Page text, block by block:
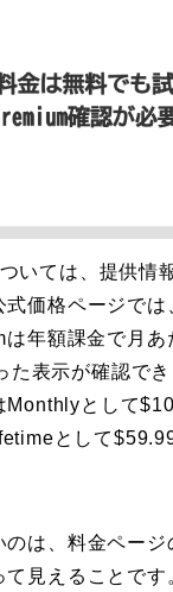
いては、提供情
式価格ページで
年額課金で月あ
た表示が確認で
Monthlyとして
として
のは、料金ペー
て見えることで